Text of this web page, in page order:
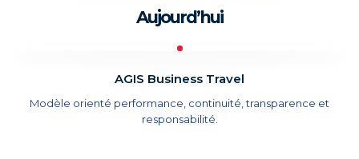
Aujourd’hui
AGIS Business Travel
Modèle orienté performance, continuité, transparence et
responsabilité.